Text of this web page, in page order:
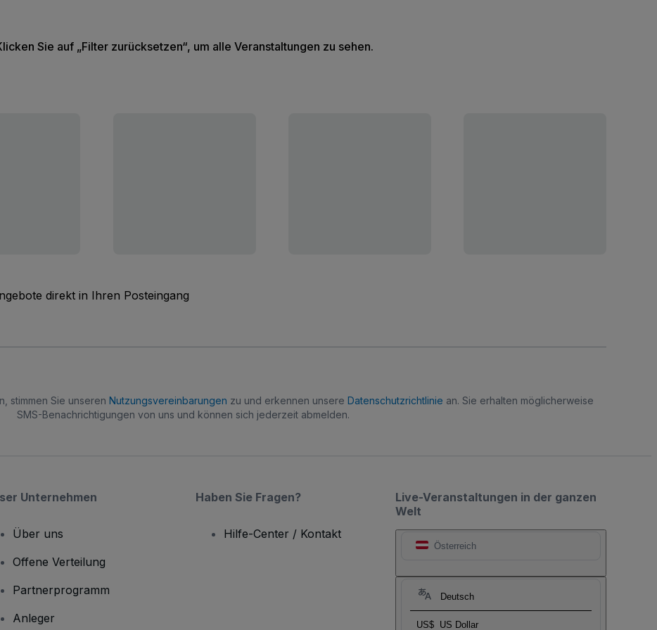
Sie auf „Filter zurücksetzen“, um alle Veranstaltungen zu sehen.
direkt in Ihren Posteingang
stimmen Sie unseren Nutzungsvereinbarungen zu und erkennen unsere Datenschutzrichtlinie an. Sie erhalten möglicherweise
SMS-Benachrichtigungen von uns und können sich jederzeit abmelden.
Live-Veranstaltungen in der ganzen
Welt
Österreich
Deutsch
US$ US Dollar
Unternehmen
Über uns
Offene Verteilung
Partnerprogramm
Anleger
Haben Sie Fragen?
Hilfe-Center / Kontakt